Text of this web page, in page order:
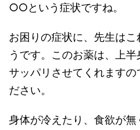
○○という症状ですね。
お困りの症状に、先生は
うです。このお薬は、上
サッパリさせてくれますの
ださい。
身体が冷えたり、食欲が